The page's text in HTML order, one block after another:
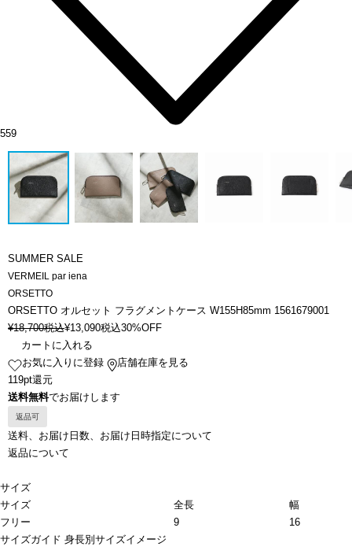
559
SUMMER SALE
VERMEIL par iena
ORSETTO
ORSETTO オルセット フラグメントケース W155H85mm 1561679001
¥18,700税込¥13,090税込30%OFF
カートに入れる
お気に入りに登録
店舗在庫を見る
119pt還元
送料無料でお届けします
返品可
送料、お届け日数、お届け日時指定について
返品について
サイズ
サイズ
全長
幅
フリー
9
16
サイズガイド 身長別サイズイメージ